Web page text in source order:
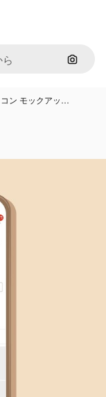
画像で
ン モックアッ…